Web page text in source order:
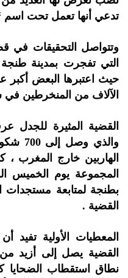
تدعي أنها تعمل تحت اسم
وتتواصل التحقيقات في
التي تفجرت بمدينة
حيث اعتبرها البعض أكبر
الآلاف من المنخرطين
القضية المثيرة للجدل
الهاربين خارج المغرب
المجموعة يوم الخميس
بطنجة لمتابعة مستجدات
القضية .
المعطيات الأولية تفيد
نطاق استقطاب